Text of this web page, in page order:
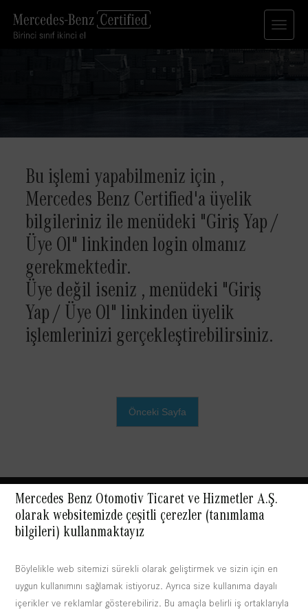
Bu işlemi yapabilmeniz için ,
Mercedes Benz Certified'a üyelik
bilgileriniz ile menüdeki "Giriş Yap /
Üye Ol" linkinden login olmanız
gerekmektedir.
Üye değil iseniz , menüdeki "Giriş
Yap / Üye Ol" linkinden üyelik
işlemlerinizi gerçekleştirebilirsiniz.
Önceki Sayfa
Yukarı Git
Mercedes Benz Otomotiv Ticaret ve Hizmetler A.Ş.
olarak websitemizde çeşitli çerezler (tanımlama
bilgileri) kullanmaktayız
Böylelikle web sitemizi sürekli olarak geliştirmek ve sizin için en
uygun kullanımını sağlamak istiyoruz. Ayrıca size kullanıma dayalı
içerikler ve reklamlar gösterebiliriz. Bu amaçla belirli iş ortaklarıyla